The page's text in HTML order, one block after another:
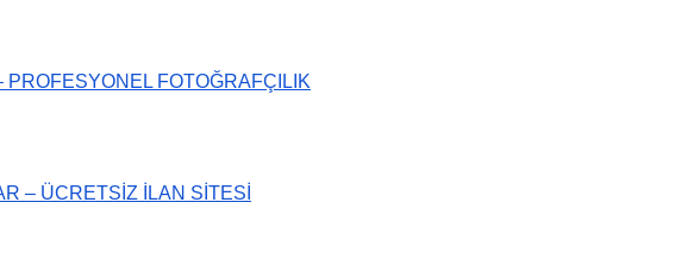
PROFESYONEL FOTOĞRAFÇILIK
– ÜCRETSİZ İLAN SİTESİ